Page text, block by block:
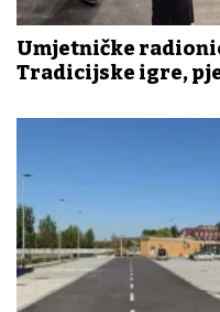
Umjetničke
Tradicijske igre,